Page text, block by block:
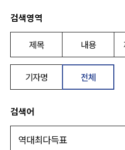
검색영역
제목 내용
기자명 전체
검색어